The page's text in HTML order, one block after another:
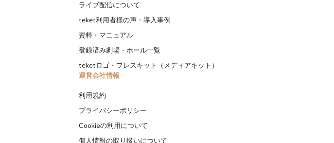
ライブ配信について
teket利用者様の声・導入事例
資料・マニュアル
登録済み劇場・ホール一覧
teketロゴ・プレスキット（メディアキット）
運営会社情報
利用規約
プライバシーポリシー
Cookieの利用について
個人情報の取り扱いについて